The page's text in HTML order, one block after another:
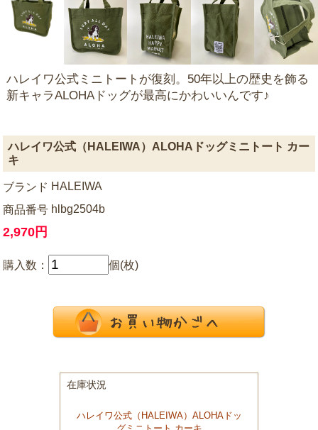
ハレイワ公式ミニトートが復刻。50年以上の歴史を飾る
新キャラALOHAドッグが最高にかわいいんです♪
ハレイワ公式（HALEIWA）ALOHAドッグミニトート カー
キ
ブランド HALEIWA
商品番号 hlbg2504b
2,970円
購入数： 個(枚)